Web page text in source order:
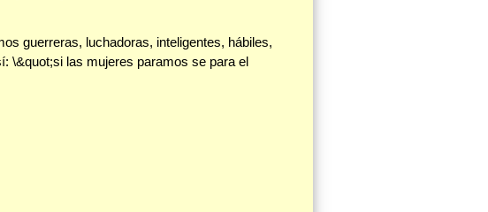
guerreras, luchadoras, inteligentes, hábiles,
\&quot;si las mujeres paramos se para el